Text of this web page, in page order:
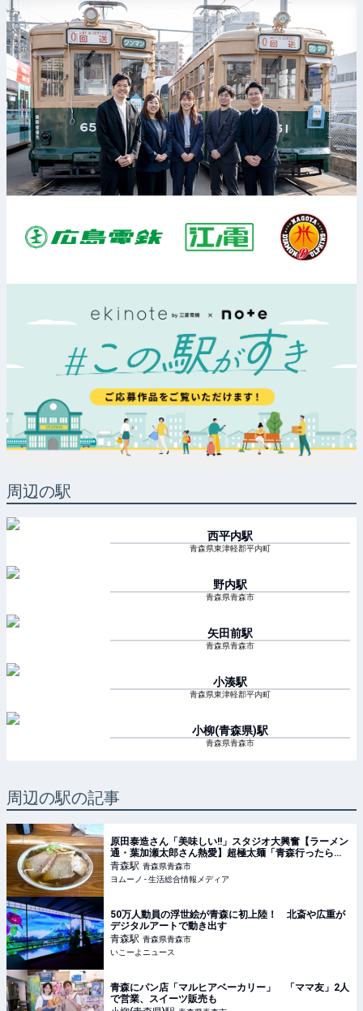
周辺の駅
西平内駅
青森県東津軽郡平内町
野内駅
青森県青森市
矢田前駅
青森県青森市
小湊駅
青森県東津軽郡平内町
小柳(青森県)駅
青森県青森市
周辺の駅の記事
原田泰造さん「美味しい!!」スタジオ大興奮【ラーメン
通・葉加瀬太郎さん熱愛】超極太麺「青森行ったら絶
青森駅 青森県青森市
ヨムーノ - 生活総合情報メディア
50万人動員の浮世絵が青森に初上陸！ 北斎や広重が
デジタルアートで動き出す
青森駅 青森県青森市
いこーよニュース
青森にパン店「マルヒアベーカリー」 「ママ友」2人
で営業、スイーツ販売も